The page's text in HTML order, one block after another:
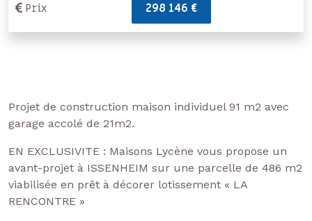
Prix
298 146 €
Projet de construction maison individuel 91 m2 avec
garage accolé de 21m2.
EN EXCLUSIVITE : Maisons Lycène vous propose un
avant-projet à ISSENHEIM sur une parcelle de 486 m2
viabilisée en prêt à décorer lotissement « LA
RENCONTRE »